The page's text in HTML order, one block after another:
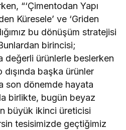
“‘Çimentodan Yapı
Küresele’ ve ‘Griden
bu dönüşüm stratejisi
birincisi;
değerli ürünlerle beslerken
başka ürünler
son dönemde hayata
birlikte, bugün beyaz
büyük ikinci üreticisi
tesisimizde geçtiğimiz